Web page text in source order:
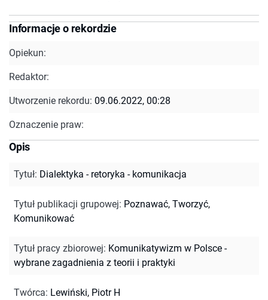
Informacje o rekordzie
Opiekun:
Redaktor:
Utworzenie rekordu: 09.06.2022, 00:28
Oznaczenie praw:
Opis
Tytuł: Dialektyka - retoryka - komunikacja
Tytuł publikacji grupowej: Poznawać, Tworzyć,
Komunikować
Tytuł pracy zbiorowej: Komunikatywizm w Polsce -
wybrane zagadnienia z teorii i praktyki
Twórca: Lewiński, Piotr H